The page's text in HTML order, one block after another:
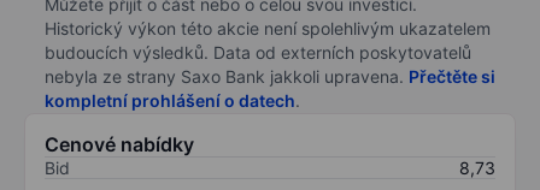
Můžete přijít o část nebo o celou svou investici.
Historický výkon této akcie není spolehlivým ukazatelem
budoucích výsledků. Data od externích poskytovatelů
nebyla ze strany Saxo Bank jakkoli upravena. Přečtěte si
kompletní prohlášení o datech.
Cenové nabídky
Bid
8,73